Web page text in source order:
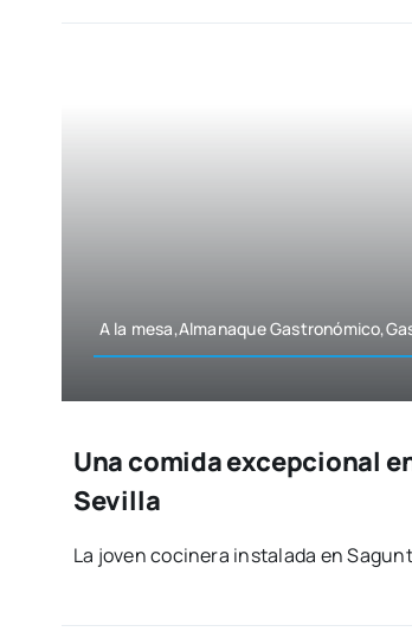
A la mesa,Almanaque
Una comida excepcional
Sevilla
La joven coci­ne­ra ins­ta­la­da en